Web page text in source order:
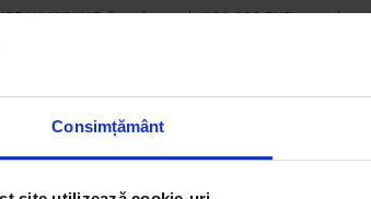
Consimțământ
MINING, în valoare de 130.000 EUR, este
Scopul proiectului este de a facilita transferul de